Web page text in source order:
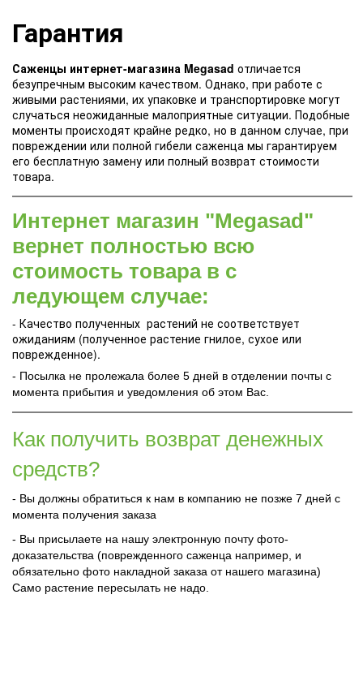
Гарантия
Саженцы интернет-магазина Megasad отличается
безупречным высоким качеством. Однако, при работе с
живыми растениями, их упаковке и транспортировке могут
случаться неожиданные малоприятные ситуации. Подобные
моменты происходят крайне редко, но в данном случае, при
повреждении или полной гибели саженца мы гарантируем
его бесплатную замену или полный возврат стоимости
товара.
Интернет магазин "Megasad"
вернет полностью всю
стоимость товара в с
ледующем случае:
- Качество полученных растений не соответствует
ожиданиям (полученное растение гнилое, сухое или
поврежденное).
- Посылка не пролежала более 5 дней в отделении почты с
момента прибытия и уведомления об этом Вас.
Как получить возврат денежных
средств?
- Вы должны обратиться к нам в компанию не позже 7 дней с
момента получения заказа
- Вы присылаете на нашу электронную почту фото-
доказательства (поврежденного саженца например, и
обязательно фото накладной заказа от нашего магазина)
Само растение пересылать не надо.